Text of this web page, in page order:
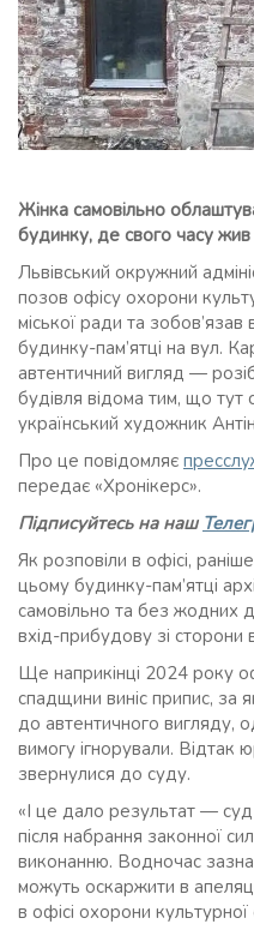
Жінка самовільно
будинку, де свого часу
Львівський окружний
позов офісу охорони
міської ради та
будинку-пам’ятці на вул.
автентичний вигляд —
будівля відома тим, що тут
український художник
Про це повідомляє
передає «Хронікерс».
Підписуйтесь на наш
Як розповіли в офісі,
цьому будинку-пам’ятці
самовільно та без жодних
вхід-прибудову зі сторони
Ще наприкінці 2024 року
спадщини виніс припис, за
до автентичного вигляду,
вимогу ігнорували. Відтак
звернулися до суду.
«І це дало результат — суд
після набрання законної
виконанню. Водночас
можуть оскаржити в
в офісі охорони